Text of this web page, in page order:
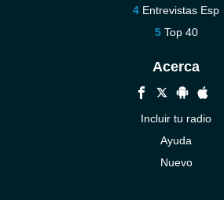
Entrevistas Esp
Top 40
Acerca
Incluir tu radio
Ayuda
Nuevo